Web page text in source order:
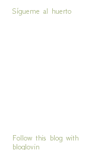
Sígueme al huerto
Follow this blog with
bloglovin